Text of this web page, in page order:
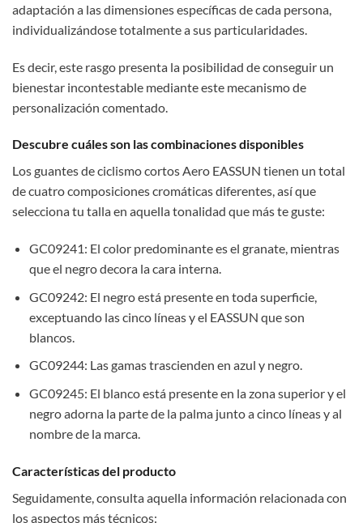
adaptación a las dimensiones específicas de cada persona,
individualizándose totalmente a sus particularidades.
Es decir, este rasgo presenta la posibilidad de conseguir un
bienestar incontestable mediante este mecanismo de
personalización comentado.
Descubre cuáles son las combinaciones disponibles
Los guantes de ciclismo cortos Aero EASSUN tienen un total
de cuatro composiciones cromáticas diferentes, así que
selecciona tu talla en aquella tonalidad que más te guste:
GC09241: El color predominante es el granate, mientras
que el negro decora la cara interna.
GC09242: El negro está presente en toda superficie,
exceptuando las cinco líneas y el EASSUN que son
blancos.
GC09244: Las gamas trascienden en azul y negro.
GC09245: El blanco está presente en la zona superior y el
negro adorna la parte de la palma junto a cinco líneas y al
nombre de la marca.
Características del producto
Seguidamente, consulta aquella información relacionada con
los aspectos más técnicos: